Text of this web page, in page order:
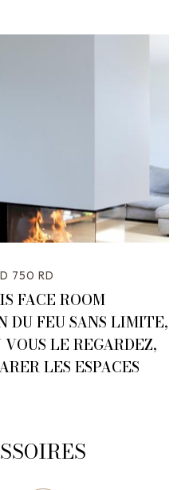
750 RD
FACE ROOM
DU FEU SANS LIMITE,
LE REGARDEZ,
LES ESPACES